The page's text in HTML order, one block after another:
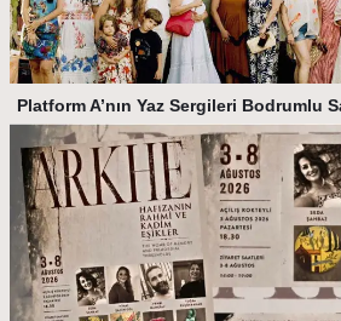
Platform A’nın Yaz Sergileri Bodrumlu